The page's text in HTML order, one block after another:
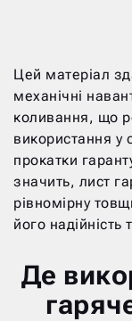
Цей матеріал
механічні
коливання, що
використання у
прокатки
значить, лист
рівномірну
його надійність
Де